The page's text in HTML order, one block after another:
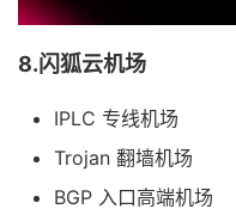
8.闪狐云机场
IPLC 专线机场
Trojan 翻墙机场
BGP 入口高端机场